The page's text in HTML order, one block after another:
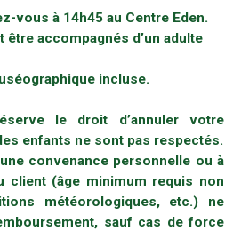
vous à 14h45 au Centre Eden.
accompagnés d’un adulte
incluse.
le droit d’annuler votre
enfants ne sont pas respectés.
convenance personnelle ou à
client (âge minimum requis non
météorologiques, etc.) ne
sauf cas de force